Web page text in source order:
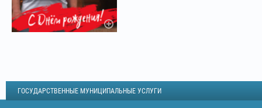
ГОСУДАРСТВЕННЫЕ МУНИЦИПАЛЬНЫЕ УСЛУГИ